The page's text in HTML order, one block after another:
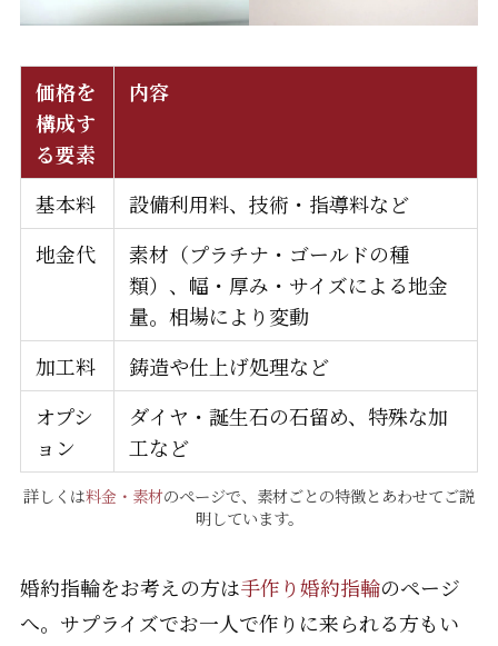
価格を
構成す
る要素
内容
基本料
設備利用料、技術・指導料など
地金代
素材（プラチナ・ゴールドの種
類）、幅・厚み・サイズによる地金
量。相場により変動
加工料
鋳造や仕上げ処理など
オプシ
ョン
ダイヤ・誕生石の石留め、特殊な加
工など
詳しくは料金・素材のページで、素材ごとの特徴とあわせてご説
明しています。
婚約指輪をお考えの方は手作り婚約指輪のページ
へ。サプライズでお一人で作りに来られる方もい